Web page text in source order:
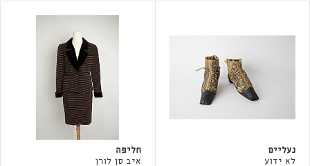
נעליים
לא ידוע
חליפה
איב סן לורן